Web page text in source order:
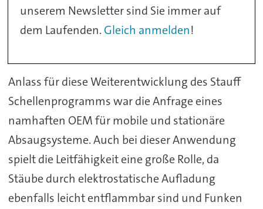
unserem Newsletter sind Sie immer auf
dem Laufenden. Gleich anmelden!
Anlass für diese Weiterentwicklung des Stauff
Schellenprogramms war die Anfrage eines
namhaften OEM für mobile und stationäre
Absaugsysteme. Auch bei dieser Anwendung
spielt die Leitfähigkeit eine große Rolle, da
Stäube durch elektrostatische Aufladung
ebenfalls leicht entflammbar sind und Funken